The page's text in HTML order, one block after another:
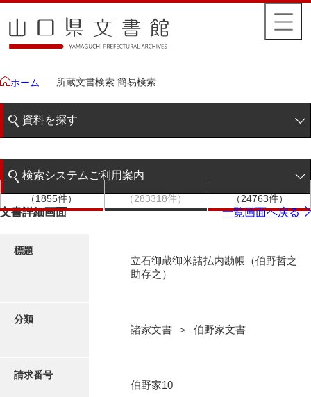
ホーム 所蔵文書検索 簡易検索
資料を探す
階層検索
写真・絵はがき
検索システムご利用案内
検索システムの利用について
（1855件）
（283318件）
（24763件）
文書詳細画面 一覧画面へ戻る
標題
立石御蔵御米諸払内勘帳（伯野哲之
助存之）
分類
諸家文書 ＞ 伯野家文書
請求番号
伯野家10